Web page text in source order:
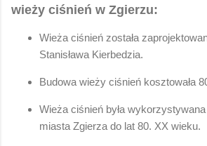
wieży ciśnień w Zgierzu:
Wieża ciśnień została
Stanisława Kierbedzia.
Budowa wieży ciśnień kosztowała
Wieża ciśnień była
miasta Zgierza do lat 80. XX wieku.